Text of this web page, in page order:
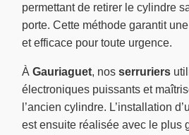
permettant de retirer le cylindre
porte. Cette méthode garantit
et efficace pour toute urgence.
À Gauriaguet, nos serruriers
électroniques puissants et
l’ancien cylindre. L’installation
est ensuite réalisée avec le plus